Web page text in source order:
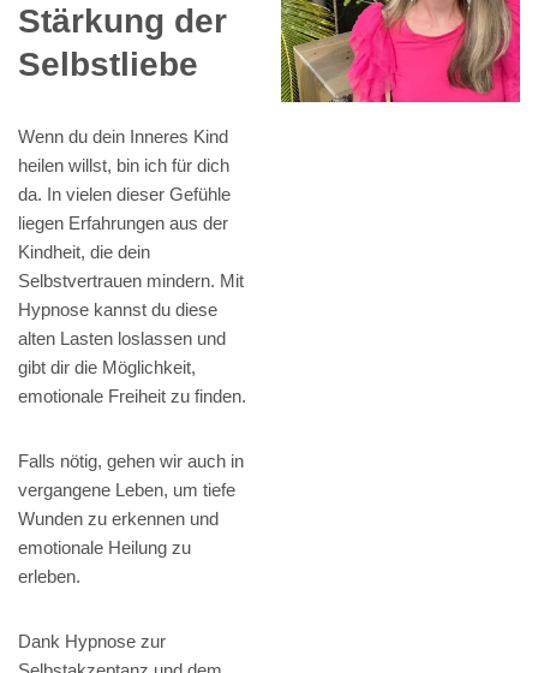
Stärkung der
Selbstliebe
Wenn du dein Inneres Kind
heilen willst, bin ich für dich
da. In vielen dieser Gefühle
liegen Erfahrungen aus der
Kindheit, die dein
Selbstvertrauen mindern. Mit
Hypnose kannst du diese
alten Lasten loslassen und
gibt dir die Möglichkeit,
emotionale Freiheit zu finden.
Falls nötig, gehen wir auch in
vergangene Leben, um tiefe
Wunden zu erkennen und
emotionale Heilung zu
erleben.
Dank Hypnose zur